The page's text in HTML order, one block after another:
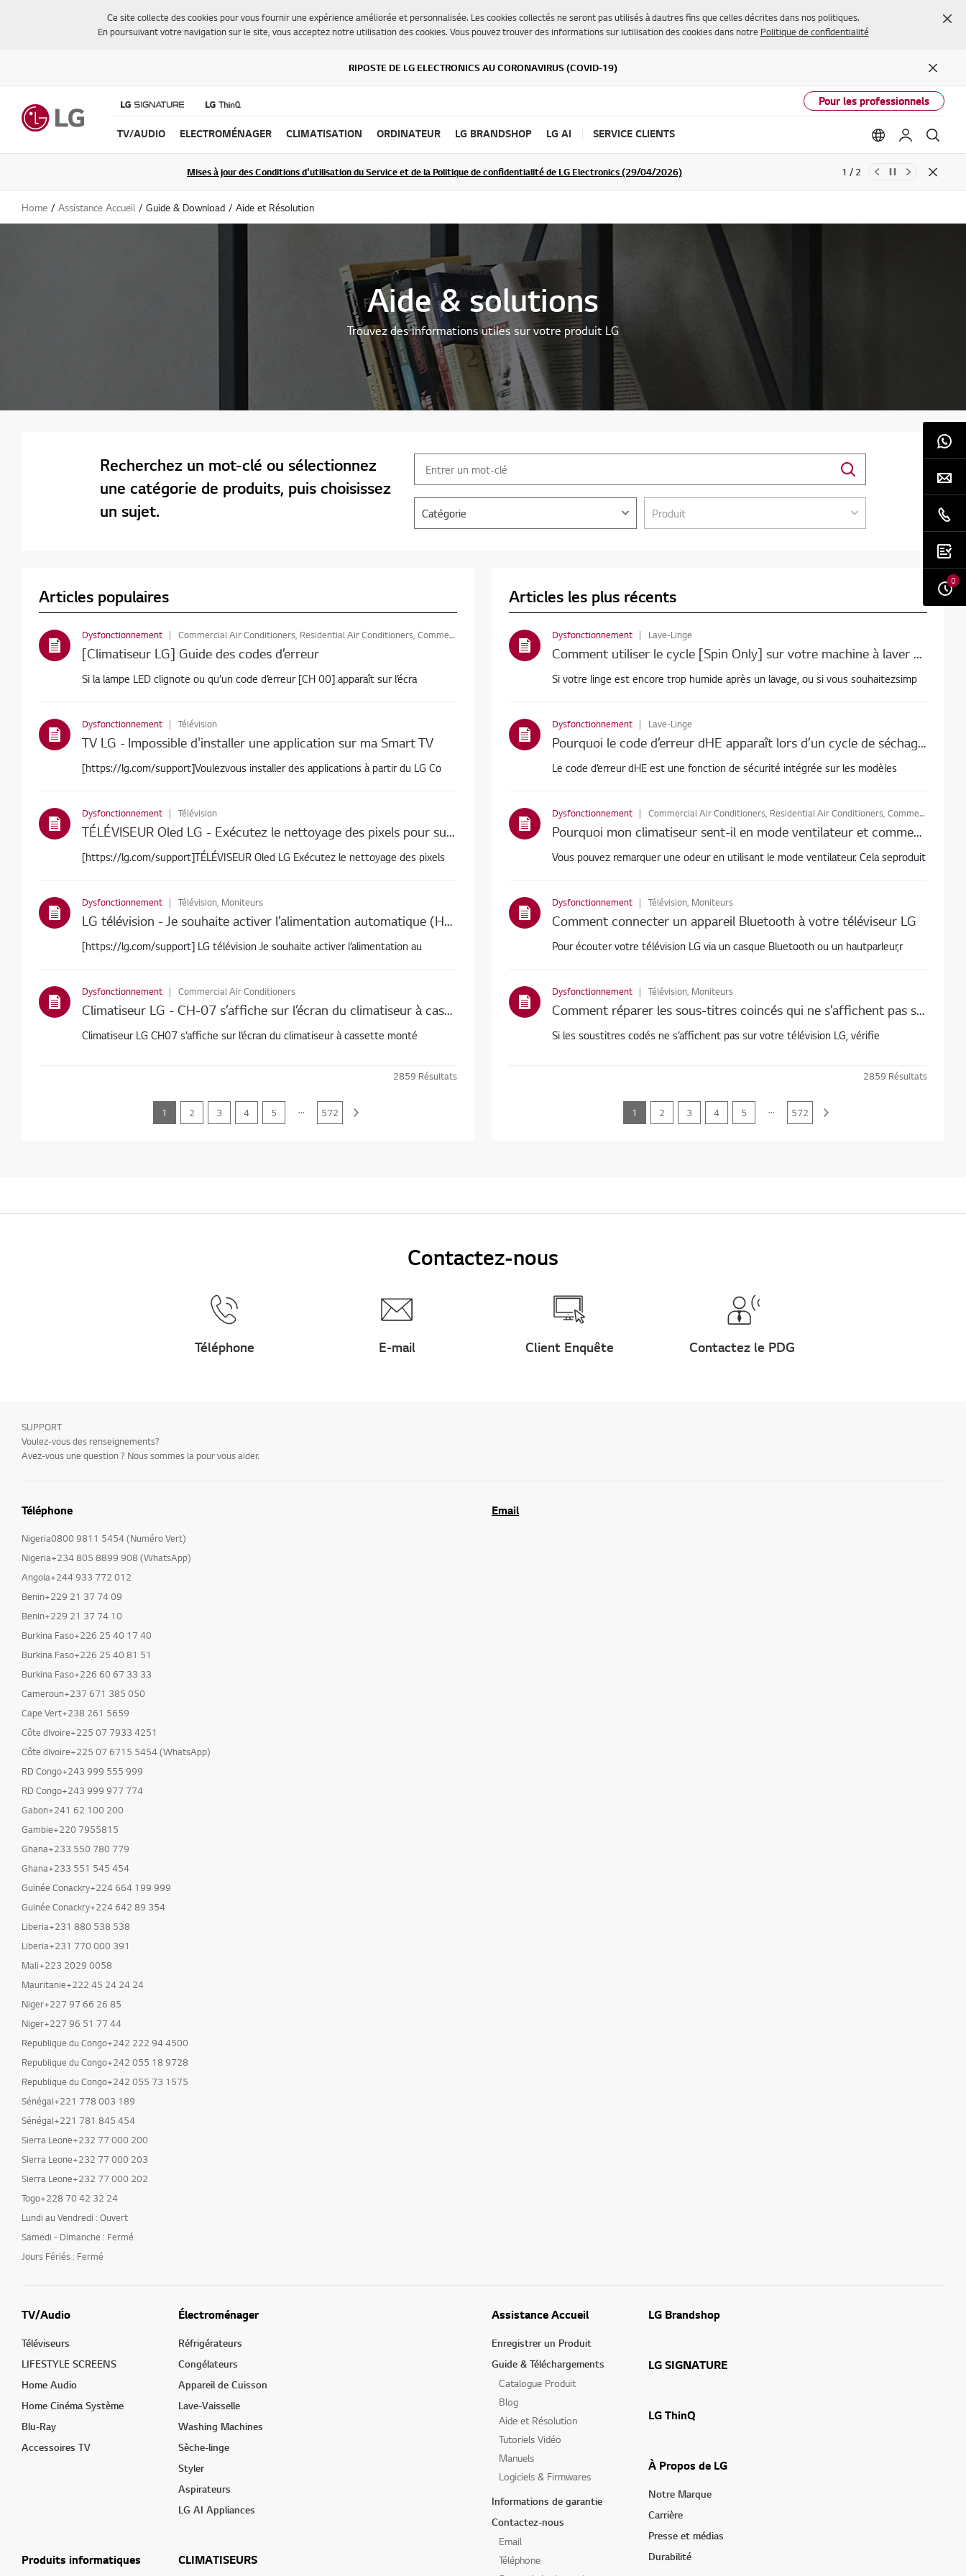
Ce site collecte des cookies pour vous fournir une expérience améliorée et personnalisée. Les cookies collectés ne seront pas utilisés à dautres fins que celles décrites dans nos politiques.
En poursuivant votre navigation sur le site, vous acceptez notre utilisation des cookies. Vous pouvez trouver des informations sur lutilisation des cookies dans notre Politique de confidentialité
RIPOSTE DE LG ELECTRONICS AU CORONAVIRUS (COVID-19)
Close
Pour les professionnels
TV/AUDIO ELECTROMÉNAGER CLIMATISATION ORDINATEUR LG BRANDSHOP LG AI SERVICE CLIENTS Language
Mon LG
Mises à jour des Conditions d'utilisation du Service et de la Politique de confidentialité de LG Electronics (29/04/2026)
S'INSCRIRE 1 / 2
Close
Home Assistance Accueil Guide & Download Aide et Résolution
Aide & solutions
Trouvez des informations utiles sur votre produit LG
Recherchez un mot-clé ou sélectionnez
une catégorie de produits, puis choisissez
un sujet.
Catégorie Produit
Articles populaires
Dysfonctionnement Commercial Air Conditioners, Residential Air Conditioners, Commercial Air Conditioners, Window Air Conditioners
[Climatiseur LG] Guide des codes d’erreur
Si la lampe LED clignote ou qu’un code d’erreur [CH 00] apparaît sur l’écra
Dysfonctionnement Télévision
TV LG - Impossible d'installer une application sur ma Smart TV
[https://lg.com/support]Voulezvous installer des applications à partir du LG Co
Dysfonctionnement Télévision
TÉLÉVISEUR Oled LG - Exécutez le nettoyage des pixels pour supprimer les brûlures d’écran (taches, lignes, points)
[https://lg.com/support]TÉLÉVISEUR Oled LG Exécutez le nettoyage des pixels
Dysfonctionnement Télévision, Moniteurs
LG télévision - Je souhaite activer l’alimentation automatique (HDMI - CEC)
[https://lg.com/support] LG télévision Je souhaite activer l’alimentation au
Dysfonctionnement Commercial Air Conditioners
Climatiseur LG - CH-07 s’affiche sur l’écran du climatiseur à cassette monté au plafond et le climatiseur ne fonctionne pas
Climatiseur LG CH07 s’affiche sur l’écran du climatiseur à cassette monté
2859 Résultats
1 2 3 4 5 ... 572
Articles les plus récents
Dysfonctionnement Lave-Linge
Comment utiliser le cycle [Spin Only] sur votre machine à laver LG
Si votre linge est encore trop humide après un lavage, ou si vous souhaitezsimp
Dysfonctionnement Lave-Linge
Pourquoi le code d’erreur dHE apparaît lors d’un cycle de séchage sur votre combinaison lave-linge-sèche-linge LG, et comment y remédier
Le code d’erreur dHE est une fonction de sécurité intégrée sur les modèles
Dysfonctionnement Commercial Air Conditioners, Residential Air Conditioners, Commercial Air Conditioners
Pourquoi mon climatiseur sent-il en mode ventilateur et comment puis-je le réparer ?
Vous pouvez remarquer une odeur en utilisant le mode ventilateur. Cela seproduit
Dysfonctionnement Télévision, Moniteurs
Comment connecter un appareil Bluetooth à votre téléviseur LG
Pour écouter votre télévision LG via un casque Bluetooth ou un hautparleur,r
Dysfonctionnement Télévision, Moniteurs
Comment réparer les sous-titres coincés qui ne s’affichent pas sur votre téléviseur LG
Si les soustitres codés ne s’affichent pas sur votre télévision LG, vérifie
2859 Résultats
1 2 3 4 5 ... 572
Contactez-nous
Téléphone E-mail Client Enquête Contactez le PDG
0
SUPPORT
Voulez-vous des renseignements?
Avez-vous une question ? Nous sommes la pour vous aider.
Téléphone
Nigeria0800 9811 5454 (Numéro Vert)
Nigeria+234 805 8899 908 (WhatsApp)
Angola+244 933 772 012
Benin+229 21 37 74 09
Benin+229 21 37 74 10
Burkina Faso+226 25 40 17 40
Burkina Faso+226 25 40 81 51
Burkina Faso+226 60 67 33 33
Cameroun+237 671 385 050
Cape Vert+238 261 5659
Côte dIvoire+225 07 7933 4251
Côte dIvoire+225 07 6715 5454 (WhatsApp)
RD Congo+243 999 555 999
RD Congo+243 999 977 774
Gabon+241 62 100 200
Gambie+220 7955815
Ghana+233 550 780 779
Ghana+233 551 545 454
Guinée Conackry+224 664 199 999
Guinée Conackry+224 642 89 354
Liberia+231 880 538 538
Liberia+231 770 000 391
Mali+223 2029 0058
Mauritanie+222 45 24 24 24
Niger+227 97 66 26 85
Niger+227 96 51 77 44
Republique du Congo+242 222 94 4500
Republique du Congo+242 055 18 9728
Republique du Congo+242 055 73 1575
Sénégal+221 778 003 189
Sénégal+221 781 845 454
Sierra Leone+232 77 000 200
Sierra Leone+232 77 000 203
Sierra Leone+232 77 000 202
Togo+228 70 42 32 24
Lundi au Vendredi : Ouvert
Samedi - Dimanche : Fermé
Jours Fériés : Fermé
Email
TV/Audio
Téléviseurs
LIFESTYLE SCREENS
Home Audio
Home Cinéma Système
Blu-Ray
Accessoires TV
Électroménager
Réfrigérateurs
Congélateurs
Appareil de Cuisson
Lave-Vaisselle
Washing Machines
Sèche-linge
Styler
Aspirateurs
LG AI Appliances
Produits informatiques CLIMATISEURS
Assistance Accueil
Enregistrer un Produit
Guide & Téléchargements
Catalogue Produit
Blog
Aide et Résolution
Tutoriels Vidéo
Manuels
Logiciels & Firmwares
Informations de garantie
Contactez-nous
Email
Téléphone
LG Brandshop
LG SIGNATURE
LG ThinQ
À Propos de LG
Notre Marque
Carrière
Presse et médias
Durabilité